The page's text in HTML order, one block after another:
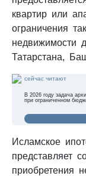
квартир или
ограничения
недвижимости
Татарстана,
сейчас читают
В 2026 году задача
при ограниченном
Исламское
представляет
приобретения